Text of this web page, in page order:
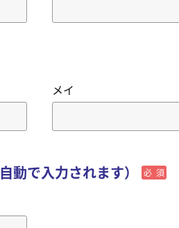
メイ
動で入力されます） 必須